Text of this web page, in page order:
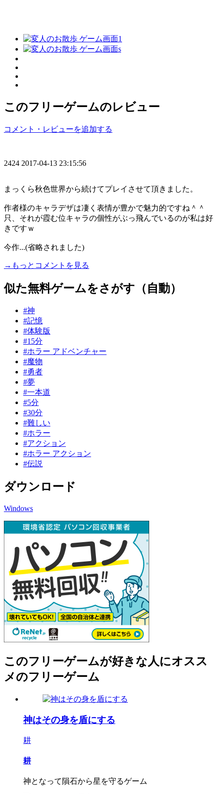
このフリーゲームのレビュー
コメント・レビューを追加する
2424 2017-04-13 23:15:56
まっくら秋色世界から続けてプレイさせて頂きました。
作者様のキャラデザは凄く表情が豊かで魅力的ですね＾＾
只、それが霞む位キャラの個性がぶっ飛んでいるのが私は好
きですｗ
今作...(省略されました)
→もっとコメントを見る
似た無料ゲームをさがす（自動）
#神
#記憶
#体験版
#15分
#ホラー アドベンチャー
#魔物
#勇者
#夢
#一本道
#5分
#30分
#難しい
#ホラー
#アクション
#ホラー アクション
#伝説
ダウンロード
Windows
このフリーゲームが好きな人にオスス
メのフリーゲーム
神はその身を盾にする
耕
耕
神となって隕石から星を守るゲーム